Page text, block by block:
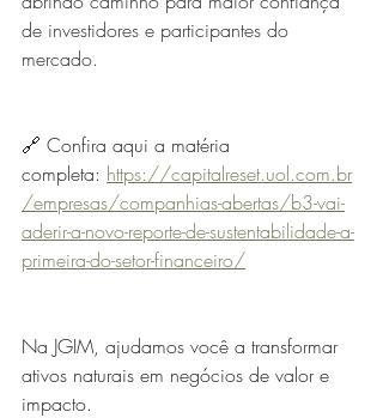
de investidores e participantes do
mercado.
🔗 Confira aqui a matéria
completa: https://capitalreset.uol.com.br
/empresas/companhias-abertas/b3-vai-
aderir-a-novo-reporte-de-sustentabilidade-a-
primeira-do-setor-financeiro/
Na JGIM, ajudamos você a transformar
ativos naturais em negócios de valor e
impacto.